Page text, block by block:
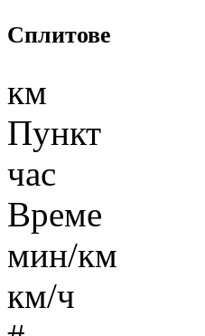
Сплитове
км
Пункт
час
Време
мин/км
км/ч